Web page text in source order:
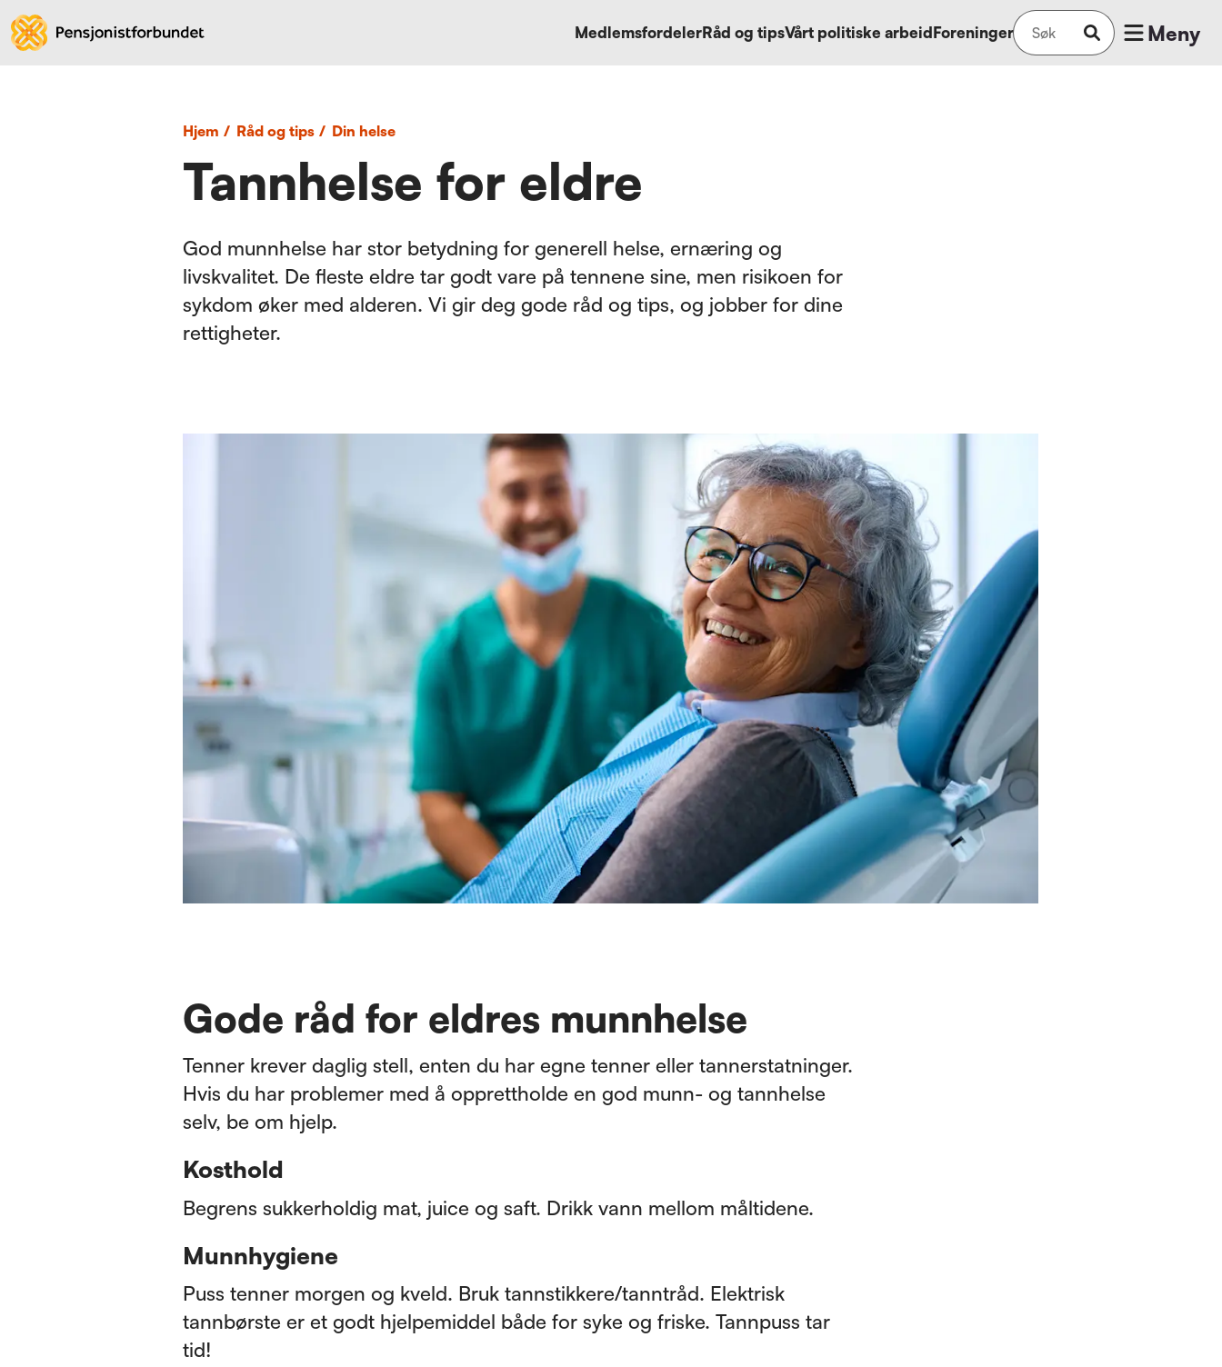
MedlemsfordelerRåd og tipsVårt politiske arbeidForeninger Meny
Hjem / Råd og tips / Din helse
Tannhelse for eldre
God munnhelse har stor betydning for generell helse, ernæring og
livskvalitet. De fleste eldre tar godt vare på tennene sine, men risikoen for
sykdom øker med alderen. Vi gir deg gode råd og tips, og jobber for dine
rettigheter.
Gode råd for eldres munnhelse
Tenner krever daglig stell, enten du har egne tenner eller tannerstatninger.
Hvis du har problemer med å opprettholde en god munn- og tannhelse
selv, be om hjelp.
Kosthold
Begrens sukkerholdig mat, juice og saft. Drikk vann mellom måltidene.
Munnhygiene
Puss tenner morgen og kveld. Bruk tannstikkere/tanntråd. Elektrisk
tannbørste er et godt hjelpemiddel både for syke og friske. Tannpuss tar
tid!